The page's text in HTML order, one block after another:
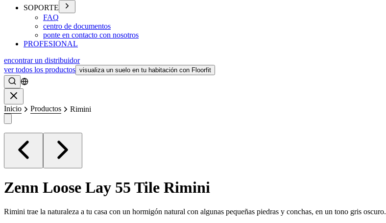
SOPORTE
FAQ
centro de documentos
ponte en contacto con nosotros
PROFESIONAL
encontrar un distribuidor
ver todos los productos visualiza un suelo en tu habitación con Floorfit
Buscar
Inicio Productos Rimini
Zenn Loose Lay 55 Tile Rimini
Rimini trae la naturaleza a tu casa con un hormigón natural con algunas pequeñas piedras y conchas, en un tono gris oscuro.